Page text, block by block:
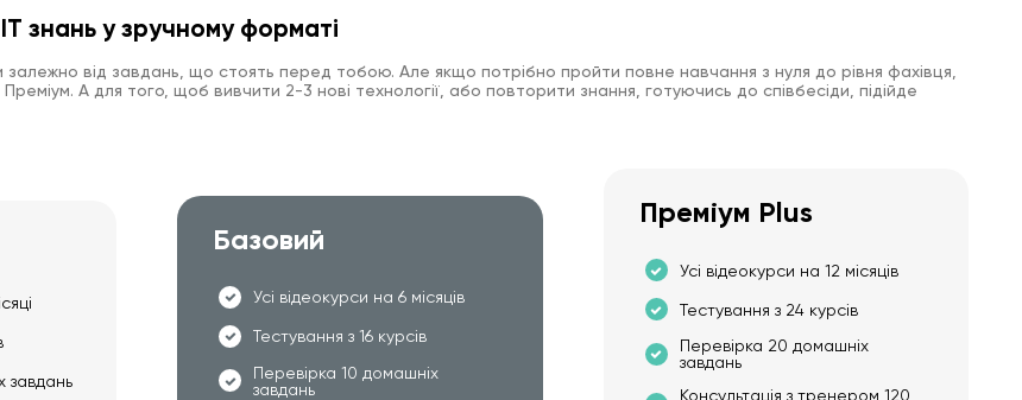
знань у зручному форматі
залежно від завдань, що стоять перед тобою. Але якщо потрібно пройти повне навчання з нуля до рівня фахівця,
А для того, щоб вивчити 2-3 нові технології, або повторити знання, готуючись до співбесіди, підійде
завдань
Базовий
Усі відеокурси на 6 місяців
Тестування з 16 курсів
Перевірка 10 домашніх
завдань
Преміум Plus
Усі відеокурси на 12 місяців
Тестування з 24 курсів
Перевірка 20 домашніх
завдань
Консультація з тренером 120